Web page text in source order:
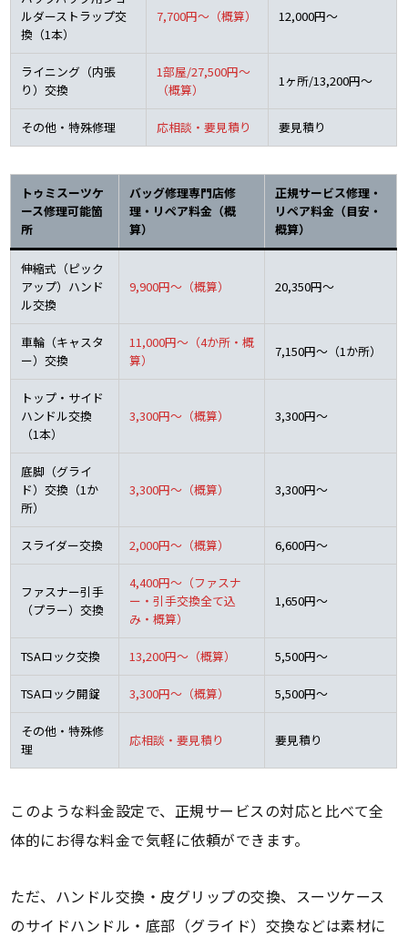
ルダーストラップ交
換（1本）
7,700円～（概算） 12,000円～
ライニング（内張
り）交換
1部屋/27,500円～
（概算）
1ヶ所/13,200円～
その他・特殊修理 応相談・要見積り 要見積り
トゥミスーツケ
ース修理可能箇
所
バッグ修理専門店修
理・リペア料金（概
算）
正規サービス修理・
リペア料金（目安・
概算）
伸縮式（ピック
アップ）ハンド
ル交換
9,900円～（概算） 20,350円～
車輪（キャスタ
ー）交換
11,000円～（4か所・概
算）
7,150円～（1か所）
トップ・サイド
ハンドル交換
（1本）
3,300円～（概算） 3,300円～
底脚（グライ
ド）交換（1か
所）
3,300円～（概算） 3,300円～
スライダー交換 2,000円～（概算） 6,600円～
ファスナー引手
（プラー）交換
4,400円～（ファスナ
ー・引手交換全て込
み・概算）
1,650円～
TSAロック交換 13,200円～（概算） 5,500円～
TSAロック開錠 3,300円～（概算） 5,500円～
その他・特殊修
理
応相談・要見積り 要見積り
このような料金設定で、正規サービスの対応と比べて全
体的にお得な料金で気軽に依頼ができます。
ただ、ハンドル交換・皮グリップの交換、スーツケース
のサイドハンドル・底部（グライド）交換などは素材に